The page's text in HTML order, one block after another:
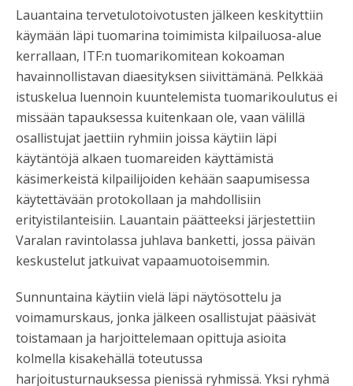
Lauantaina tervetulotoivotusten jälkeen keskityttiin
käymään läpi tuomarina toimimista kilpailuosa-alue
kerrallaan, ITF:n tuomarikomitean kokoaman
havainnollistavan diaesityksen siivittämänä. Pelkkää
istuskelua luennoin kuuntelemista tuomarikoulutus ei
missään tapauksessa kuitenkaan ole, vaan välillä
osallistujat jaettiin ryhmiin joissa käytiin läpi
käytäntöjä alkaen tuomareiden käyttämistä
käsimerkeistä kilpailijoiden kehään saapumisessa
käytettävään protokollaan ja mahdollisiin
erityistilanteisiin. Lauantain päätteeksi järjestettiin
Varalan ravintolassa juhlava banketti, jossa päivän
keskustelut jatkuivat vapaamuotoisemmin.
Sunnuntaina käytiin vielä läpi näytösottelu ja
voimamurskaus, jonka jälkeen osallistujat pääsivät
toistamaan ja harjoittelemaan opittuja asioita
kolmella kisakehällä toteutussa
harjoitusturnauksessa pienissä ryhmissä. Yksi ryhmä